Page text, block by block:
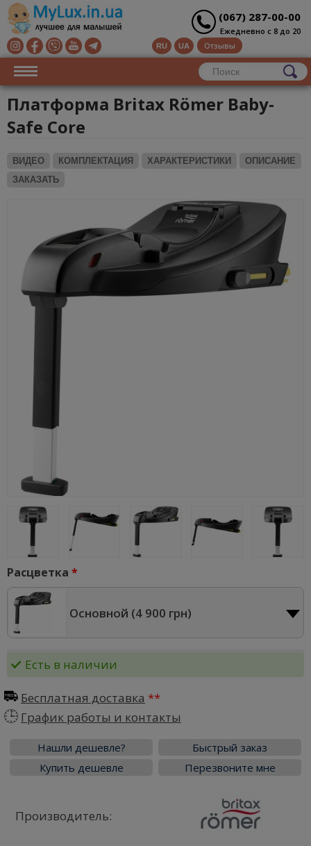
(067) 287-00-00
Ежедневно с 8 до 20
RU UA Отзывы
Платформа Britax Römer Baby-
Safe Core
ВИДЕО КОМПЛЕКТАЦИЯ ХАРАКТЕРИСТИКИ
ОПИСАНИЕ
ЗАКАЗАТЬ
Расцветка
Основной (4 900 грн)
Есть в наличии
Бесплатная доставка
График работы и контакты
Нашли дешевле?
Быстрый заказ
Купить дешевле
Перезвоните мне
Производитель: